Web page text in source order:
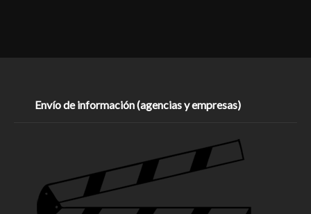
Envío de información (agencias y empresas)